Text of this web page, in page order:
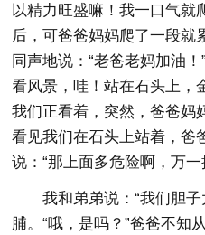
以精力旺盛嘛！我一口气就
后，可爸爸妈妈爬了一段就
同声地说：“老爸老妈加油
看风景，哇！站在石头上，
我们正看着，突然，爸爸妈
看见我们在石头上站着，爸
说：“那上面多危险啊，万
我和弟弟说：“我们胆
脯。“哦，是吗？”爸爸不知